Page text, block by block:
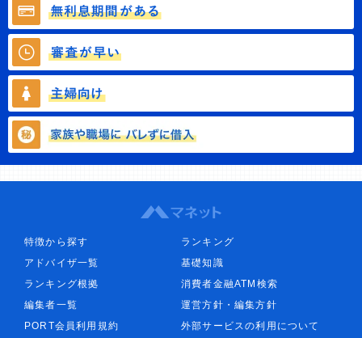
特徴から探す
ランキング
アドバイザ一覧
基礎知識
ランキング根拠
消費者金融ATM検索
編集者一覧
運営方針・編集方針
PORT会員利用規約
外部サービスの利用について